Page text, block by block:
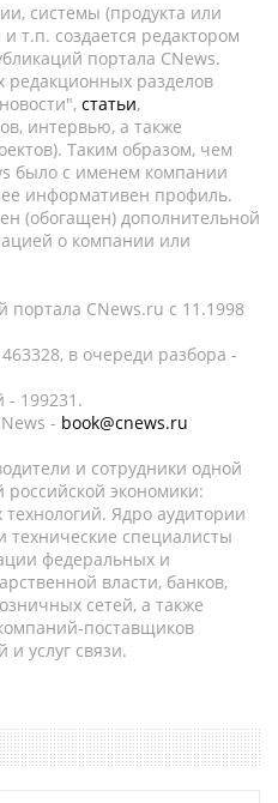
системы (продукта или
т.п. создается редактором
портала CNews.
редакционных разделов
статьи,
интервью, а также
Таким образом, чем
было с именем компании
информативен профиль.
(обогащен) дополнительной
о компании или
портала CNews.ru c 11.1998
в очереди разбора -
- 199231.
- book@cnews.ru
и сотрудники одной
экономики:
Ядро аудитории
специалисты
федеральных и
власти, банков,
сетей, а также
поставщиков
услуг связи.